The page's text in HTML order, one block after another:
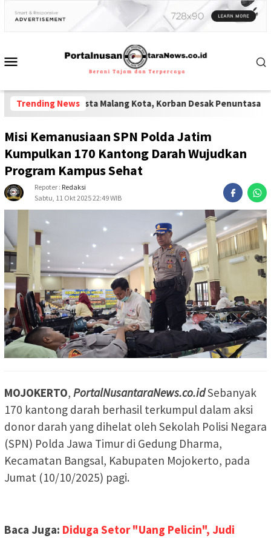
Trending News
Malang Kota, Korban Desak Penuntasan Kode Etik"-
Misi Kemanusiaan SPN Polda Jatim
Kumpulkan 170 Kantong Darah Wujudkan
Program Kampus Sehat
Repoter : Redaksi
Sabtu, 11 Okt 2025 22:49 WIB
MOJOKERTO, PortalNusantaraNews.co.idSebanyak
170 kantong darah berhasil terkumpul dalam aksi
donor darah yang dihelat oleh Sekolah Polisi Negara
(SPN) Polda Jawa Timur di Gedung Dharma,
Kecamatan Bangsal, Kabupaten Mojokerto, pada
Jumat (10/10/2025) pagi.
Baca Juga: Diduga Setor "Uang Pelicin", Judi